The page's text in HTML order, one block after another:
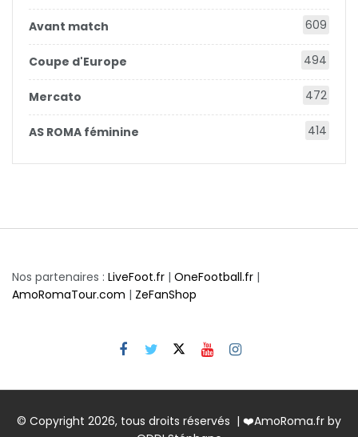
Avant match 609
Coupe d'Europe 494
Mercato 472
AS ROMA féminine 414
Nos partenaires : LiveFoot.fr | OneFootball.fr |
AmoRomaTour.com | ZeFanShop
© Copyright 2026, tous droits réservés | ❤️AmoRoma.fr by